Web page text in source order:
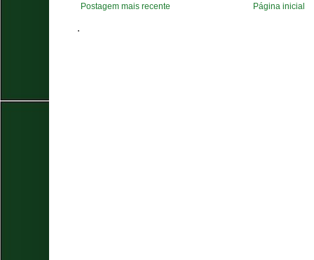
Postagem mais recente Página inicial
.